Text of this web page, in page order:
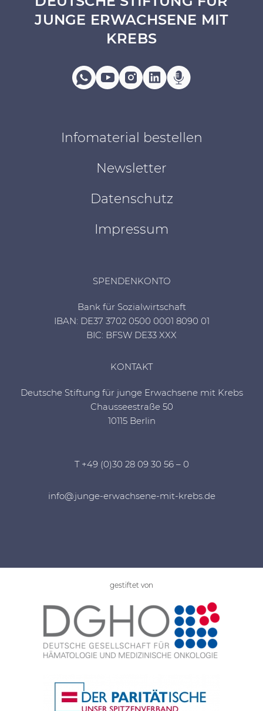
JUNGE ERWACHSENE MIT
KREBS
Infomaterial bestellen
Newsletter
Datenschutz
Impressum
SPENDENKONTO
Bank für Sozialwirtschaft
IBAN: DE37 3702 0500 0001 8090 01
BIC: BFSW DE33 XXX
KONTAKT
Deutsche Stiftung für junge Erwachsene mit Krebs
Chausseestraße 50
10115 Berlin
T +49 (0)30 28 09 30 56 – 0
info@junge-erwachsene-mit-krebs.de
gestiftet von